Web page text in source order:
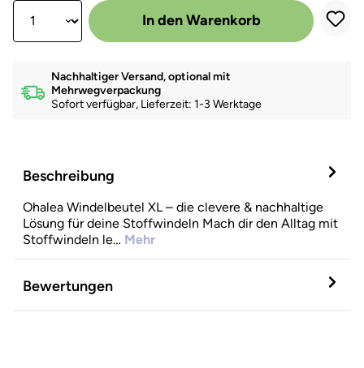
Produkt Anzahl: Gib den gewünschten Wert ein oder benutze die
In den Warenkorb
Nachhaltiger Versand, optional mit
Mehrwegverpackung
Sofort verfügbar, Lieferzeit: 1-3 Werktage
Beschreibung
Ohalea Windelbeutel XL – die clevere & nachhaltige
Lösung für deine Stoffwindeln Mach dir den Alltag mit
Stoffwindeln le… Mehr
Bewertungen